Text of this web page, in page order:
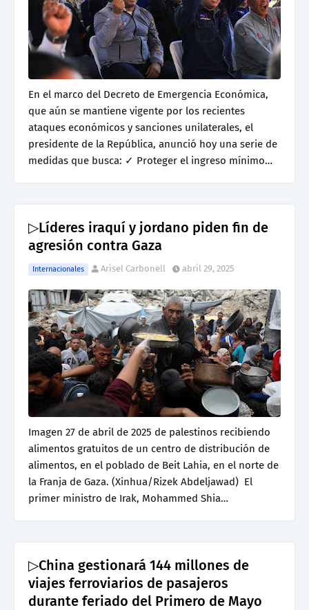
En el marco del Decreto de Emergencia Económica,
que aún se mantiene vigente por los recientes
ataques económicos y sanciones unilaterales, el
presidente de la República, anunció hoy una serie de
medidas que busca: ✓ Proteger el ingreso mínimo…
▷Líderes iraquí y jordano piden fin de
agresión contra Gaza
Internacionales Arisel Carbonell abril 29, 2025
Imagen 27 de abril de 2025 de palestinos recibiendo
alimentos gratuitos de un centro de distribución de
alimentos, en el poblado de Beit Lahia, en el norte de
la Franja de Gaza. (Xinhua/Rizek Abdeljawad) El
primer ministro de Irak, Mohammed Shia…
▷China gestionará 144 millones de
viajes ferroviarios de pasajeros
durante feriado del Primero de Mayo